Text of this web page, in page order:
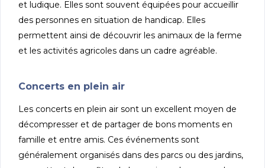
et ludique. Elles sont souvent équipées pour accueillir
des personnes en situation de handicap. Elles
permettent ainsi de découvrir les animaux de la ferme
et les activités agricoles dans un cadre agréable.
Concerts en plein air
Les concerts en plein air sont un excellent moyen de
décompresser et de partager de bons moments en
famille et entre amis. Ces événements sont
généralement organisés dans des parcs ou des jardins,